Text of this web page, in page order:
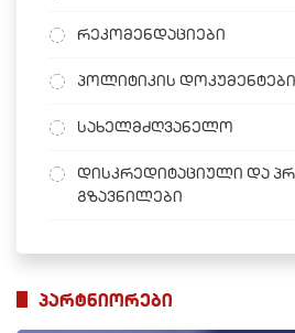
რეკომენდაციები
პოლიტიკის დოკუმენტები
სახელმძღვანელო
დისკრედიტაციული და
გზავნილები
პარტნიორები